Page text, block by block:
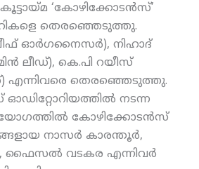
കൂട്ടായ്മ ‘കോഴിക്കോടന്‍സ്’
തെരഞ്ഞെടുത്തു.
ഓര്‍ഗനൈസര്‍), നിഹാദ്
ലീഡ്), കെ.പി റയീസ്
എന്നിവരെ തെരഞ്ഞെടുത്തു.
നടന്ന
യോഗത്തില്‍ കോഴിക്കോടന്‍സ്
നാസര്‍ കാരന്തൂര്‍,
ഫൈസല്‍ വടകര എന്നിവര്‍